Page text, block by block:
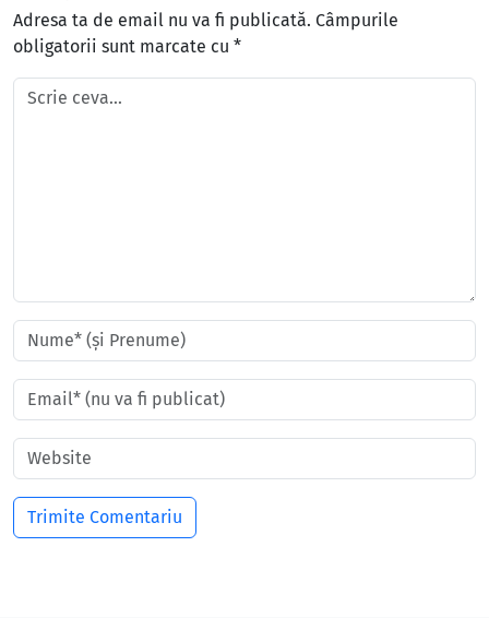
Adresa ta de email nu va fi publicată. Câmpurile
obligatorii sunt marcate cu *